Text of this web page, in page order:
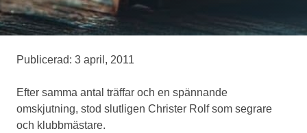
Medlemskap
Eventskytte
Publicerad: 3 april, 2011
Efter samma antal träffar och en spännande
omskjutning, stod slutligen Christer Rolf som segrare
och klubbmästare.